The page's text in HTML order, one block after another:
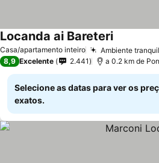
Casa/apartamento inteiro Ambiente
Locanda ai Bareteri
8,9 Excelente 2.441 a 0.2 km de
Selecione as datas para ver os
exatos.